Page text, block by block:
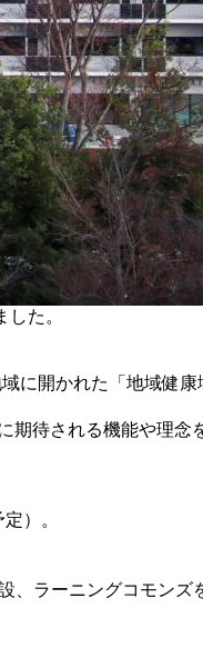
た。
に開かれた「地域健
待される機能や理念
）。
、ラーニングコモンズ